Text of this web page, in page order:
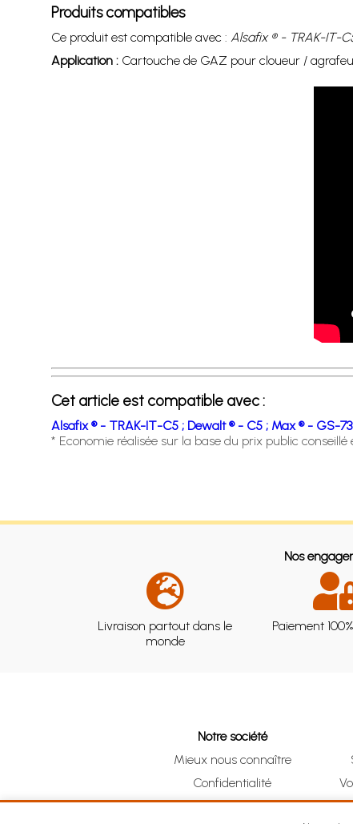
Produits compatibles
Ce produit est compatible avec : Alsafix ® - TRAK-IT-
Application :Cartouche de GAZ pour cloueur /
Cet article est compatible avec :
Alsafix ® - TRAK-IT-C5 ; Dewalt ® - C5 ; Max ® - GS-
* Economie réalisée sur la base du prix public
Nos
Livraison partout dans le
monde
Paiement
Notre société
Mieux nous connaître
Confidentialité
CGV
Clic